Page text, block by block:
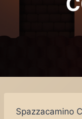
Spazzacamino